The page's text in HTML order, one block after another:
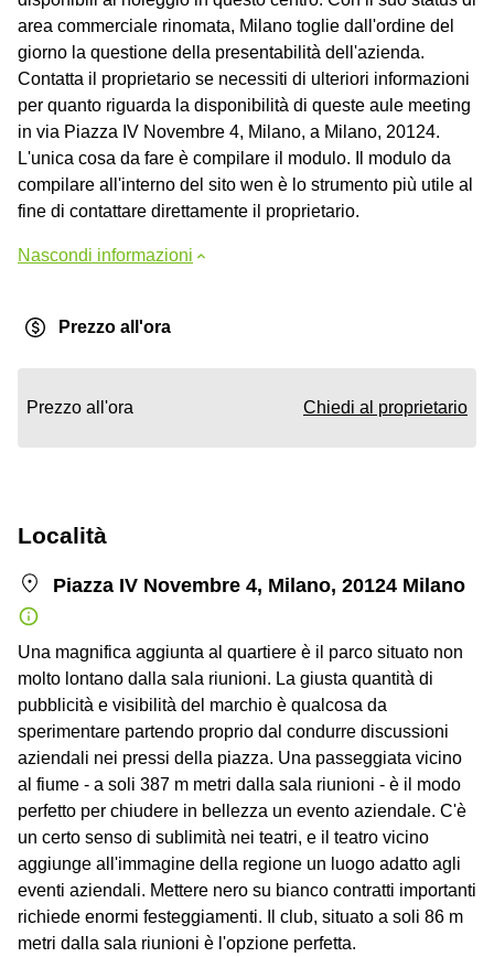
area commerciale rinomata, Milano toglie dall'ordine del
giorno la questione della presentabilità dell'azienda.
Contatta il proprietario se necessiti di ulteriori informazioni
per quanto riguarda la disponibilità di queste aule meeting
in via Piazza IV Novembre 4, Milano, a Milano, 20124.
L'unica cosa da fare è compilare il modulo. Il modulo da
compilare all'interno del sito wen è lo strumento più utile al
fine di contattare direttamente il proprietario.
Nascondi informazioni
Prezzo all'ora
Prezzo all'ora Chiedi al proprietario
Località
Piazza IV Novembre 4, Milano, 20124 Milano
Una magnifica aggiunta al quartiere è il parco situato non
molto lontano dalla sala riunioni. La giusta quantità di
pubblicità e visibilità del marchio è qualcosa da
sperimentare partendo proprio dal condurre discussioni
aziendali nei pressi della piazza. Una passeggiata vicino
al fiume - a soli 387 m metri dalla sala riunioni - è il modo
perfetto per chiudere in bellezza un evento aziendale. C'è
un certo senso di sublimità nei teatri, e il teatro vicino
aggiunge all'immagine della regione un luogo adatto agli
eventi aziendali. Mettere nero su bianco contratti importanti
richiede enormi festeggiamenti. Il club, situato a soli 86 m
metri dalla sala riunioni è l'opzione perfetta.